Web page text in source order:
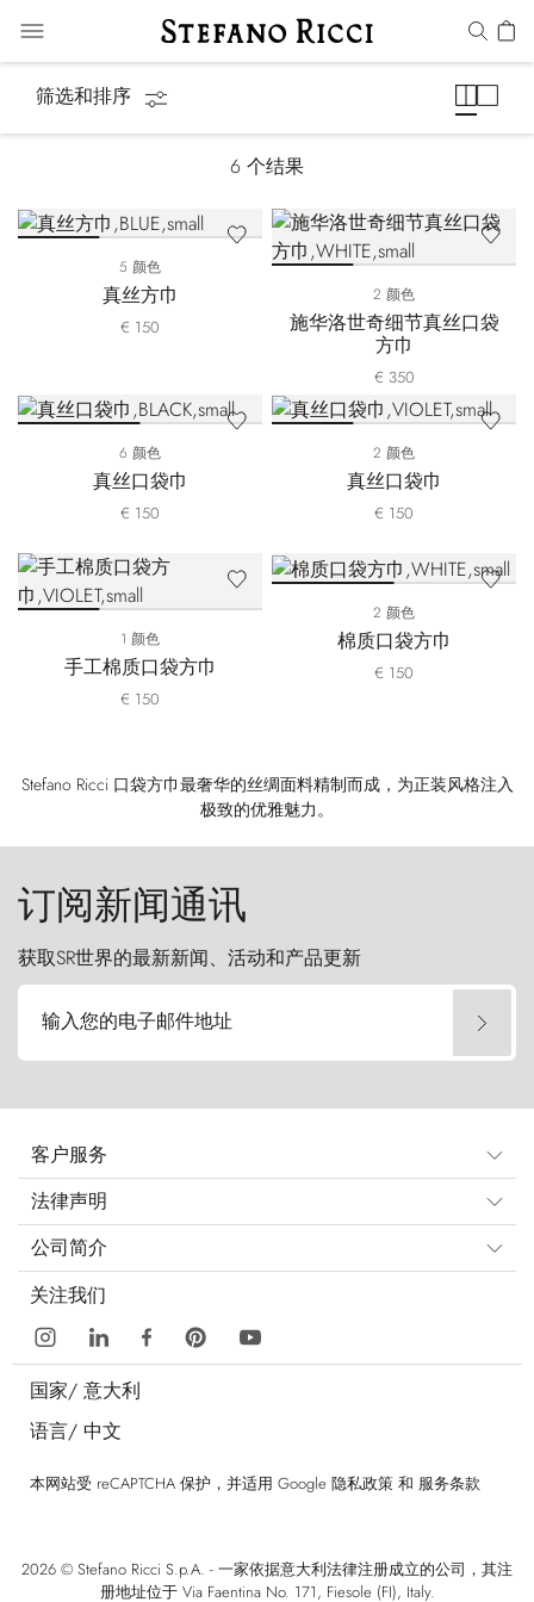
筛选和排序
6 个结果
5 颜色
真丝方巾
€ 150
2 颜色
施华洛世奇细节真丝口袋
方巾
€ 350
6 颜色
真丝口袋巾
€ 150
2 颜色
真丝口袋巾
€ 150
1 颜色
手工棉质口袋方巾
€ 150
2 颜色
棉质口袋方巾
€ 150
Stefano Ricci 口袋方巾最奢华的丝绸面料精制而成，为正装风格注入
极致的优雅魅力。
订阅新闻通讯
获取SR世界的最新新闻、活动和产品更新
输入您的电子邮件地址
客户服务
法律声明
公司简介
关注我们
国家/ 意大利
语言/ 中文
本网站受 reCAPTCHA 保护，并适用 Google 隐私政策 和 服务条款
2026 © Stefano Ricci S.p.A. - 一家依据意大利法律注册成立的公司，其注
册地址位于 Via Faentina No. 171, Fiesole (FI), Italy.